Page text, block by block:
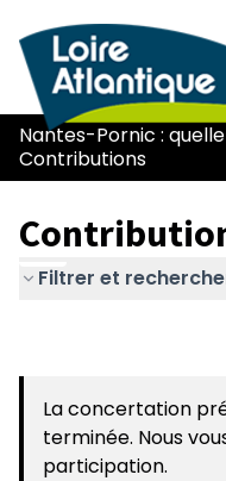
Nantes-Pornic :
Contributions
Filtrer et
La concertation
terminée. Nous
participation.